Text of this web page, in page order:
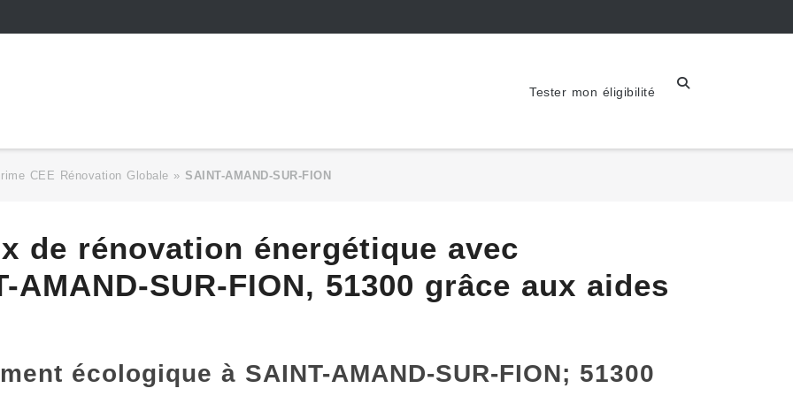
Tester mon éligibilité
CEE Rénovation Globale » SAINT-AMAND-SUR-FION
de rénovation énergétique avec
AMAND-SUR-FION, 51300 grâce aux aides
écologique à SAINT-AMAND-SUR-FION; 51300